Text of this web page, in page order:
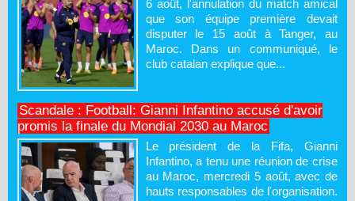
6 août, l'annulation du match amical
que son équipe première devait
disputer le 15 août à Tanger, au
Maroc. Dans un communiqué, le
club catalan explique que...
Scandale : Football: Gianni Infantino accusé d'avoir
promis la finale du Mondial 2030 au Maroc
Le président de la Fifa, Gianni
Infantino, a tenu une réunion de crise
au Maroc, mercredi 5 août, avec de
hauts responsables de l'organisation.